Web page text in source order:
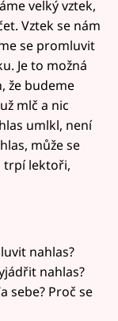
velký vztek,
Vztek se nám
se promluvit
Je to možná
že budeme
mlč a nic
umlkl, není
může se
trpí lektoři,
nahlas?
nahlas?
sebe? Proč se